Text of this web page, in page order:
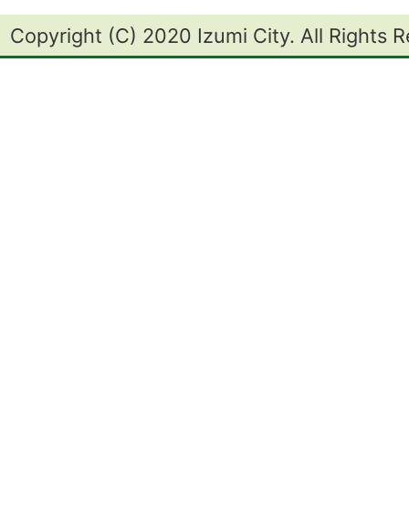
Copyright (C) 2020 Izumi City. All Rights